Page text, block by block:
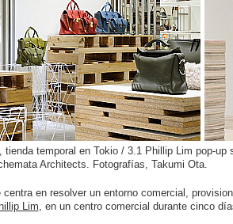
tienda temporal en Tokio / 3.1 Phillip Lim pop-up
Architects. Fotografías, Takumi Ota.
centra en resolver un entorno comercial,
Lim, en un centro comercial durante cinco